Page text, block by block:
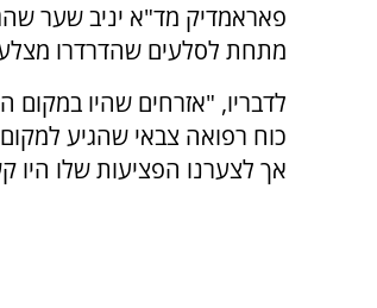
מתחת לסלעים שהדרדרו
לדבריו, "אזרחים שהיו במקום
כוח רפואה צבאי שהגיע
אך לצערנו הפציעות שלו היו